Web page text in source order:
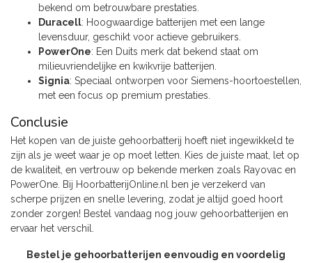
bekend om betrouwbare prestaties.
Duracell: Hoogwaardige batterijen met een lange
levensduur, geschikt voor actieve gebruikers.
PowerOne: Een Duits merk dat bekend staat om
milieuvriendelijke en kwikvrije batterijen.
Signia: Speciaal ontworpen voor Siemens-hoortoestellen,
met een focus op premium prestaties.
Conclusie
Het kopen van de juiste gehoorbatterij hoeft niet ingewikkeld te
zijn als je weet waar je op moet letten. Kies de juiste maat, let op
de kwaliteit, en vertrouw op bekende merken zoals Rayovac en
PowerOne. Bij HoorbatterijOnline.nl ben je verzekerd van
scherpe prijzen en snelle levering, zodat je altijd goed hoort
zonder zorgen! Bestel vandaag nog jouw gehoorbatterijen en
ervaar het verschil.
Bestel je gehoorbatterijen eenvoudig en voordelig